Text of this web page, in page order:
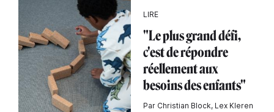
LIRE
"Le plus grand défi,
c'est de répondre
réellement aux
besoins des enfants"
Par Christian Block, Lex Kleren